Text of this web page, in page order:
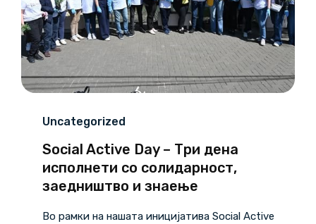
Uncategorized
Social Active Day – Три дена
исполнети со солидарност,
заедништво и знаење
Во рамки на нашата иницијатива Social Active